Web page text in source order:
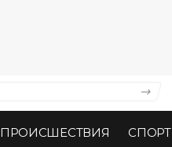
ПРОИСШЕСТВИЯ СПОРТ